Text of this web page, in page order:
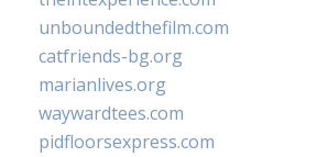
unboundedthefilm.com
catfriends-bg.org
marianlives.org
waywardtees.com
pidfloorsexpress.com